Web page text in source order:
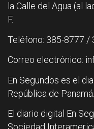
la Calle del Agua (al
F.
Teléfono: 385-8777 /
Correo electrónico:
En Segundos es el
República de Panamá.
El diario digital En
Sociedad